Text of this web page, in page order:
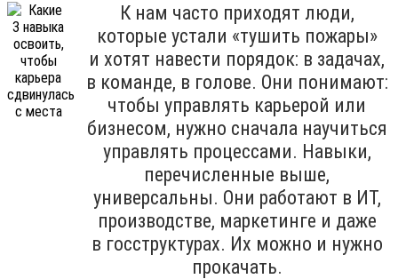
К нам часто приходят люди,
которые устали «тушить пожары»
и хотят навести порядок: в задачах,
в команде, в голове. Они понимают:
чтобы управлять карьерой или
бизнесом, нужно сначала научиться
управлять процессами. Навыки,
перечисленные выше,
универсальны. Они работают в ИТ,
производстве, маркетинге и даже
в госструктурах. Их можно и нужно
прокачать.